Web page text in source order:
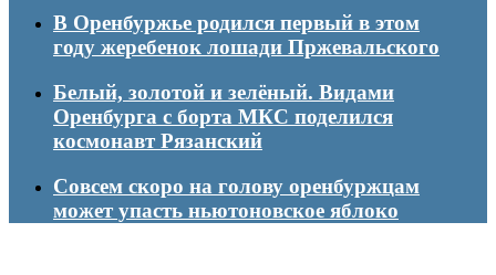
В Оренбуржье родился первый в этом
году жеребенок лошади Пржевальского
Белый, золотой и зелёный. Видами
Оренбурга с борта МКС поделился
космонавт Рязанский
Совсем скоро на голову оренбуржцам
может упасть ньютоновское яблоко